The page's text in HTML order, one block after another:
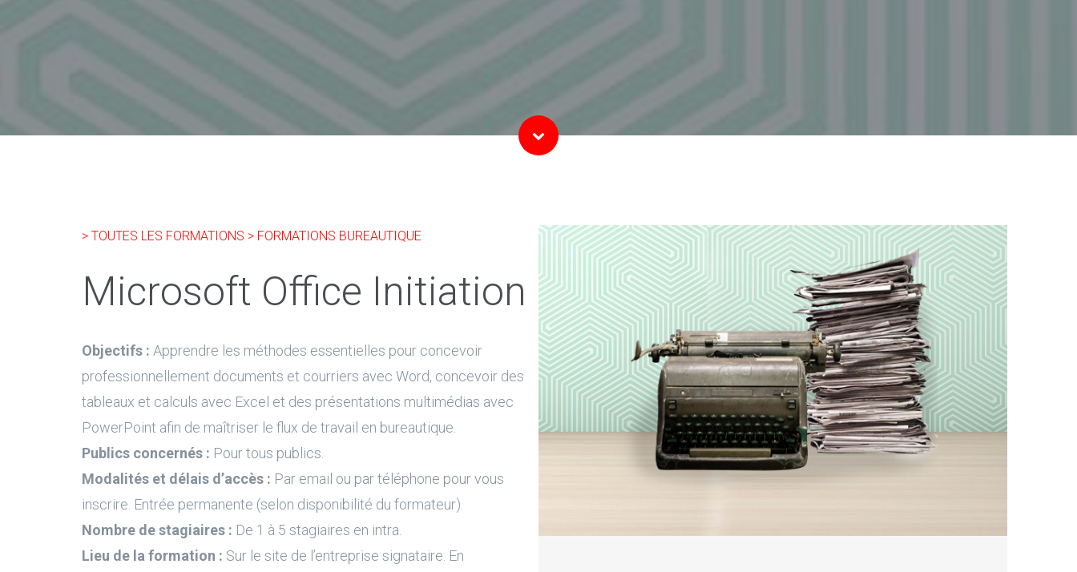
> TOUTES LES FORMATIONS > FORMATIONS BUREAUTIQUE
Microsoft Office Initiation
Objectifs : Apprendre les méthodes essentielles pour concevoir
professionnellement documents et courriers avec Word, concevoir des
tableaux et calculs avec Excel et des présentations multimédias avec
PowerPoint afin de maîtriser le flux de travail en bureautique.
Publics concernés : Pour tous publics.
Modalités et délais d’accès : Par email ou par téléphone pour vous
inscrire. Entrée permanente (selon disponibilité du formateur).
Nombre de stagiaires : De 1 à 5 stagiaires en intra.
Lieu de la formation : Sur le site de l’entreprise signataire. En